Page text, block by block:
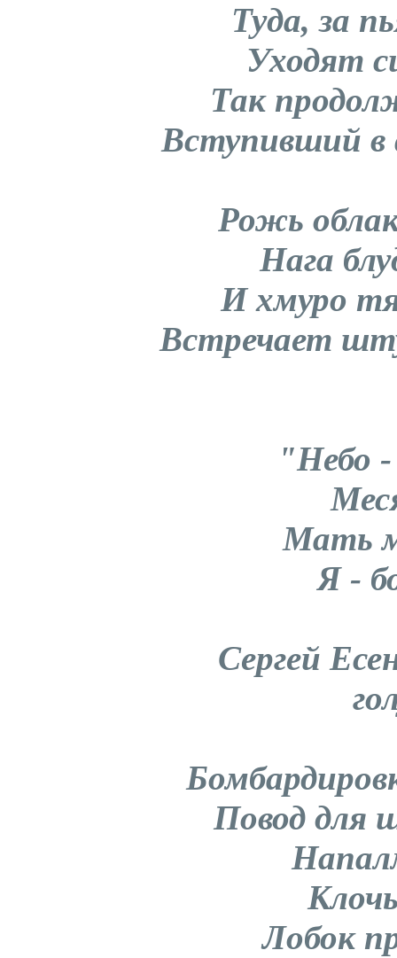
Туда, за
Уходят
Так
Вступивший
Рожь
Нага
И хмуро
Встречает
"Небо -
Мать
Я -
Сергей
Повод для
Лобок